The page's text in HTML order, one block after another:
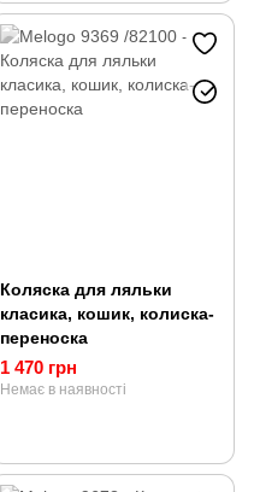
Коляска для ляльки
класика, кошик, колиска-
переноска
1 470 грн
Немає в наявності